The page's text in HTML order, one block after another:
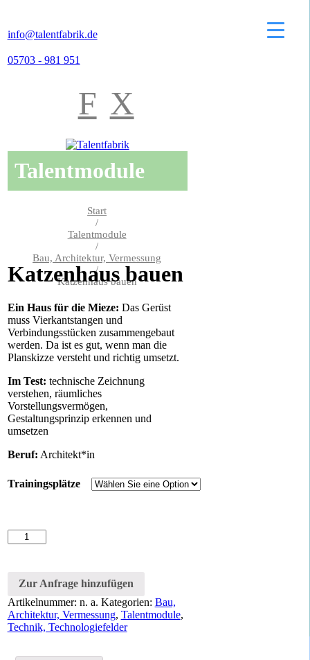
info@talentfabrik.de
05703 - 981 951
F X
Talentmodule
Start
/
Talentmodule
/
Bau, Architektur, Vermessung
/
Katzenhaus bauen
Katzenhaus bauen
Ein Haus für die Mieze: Das Gerüst
muss Vierkantstangen und
Verbindungsstücken zusammengebaut
werden. Da ist es gut, wenn man die
Planskizze versteht und richtig umsetzt.
Im Test: technische Zeichnung
verstehen, räumliches
Vorstellungsvermögen,
Gestaltungsprinzip erkennen und
umsetzen
Beruf: Architekt*in
Trainingsplätze
Katzenhaus
bauen
Zur Anfrage hinzufügen
Artikelnummer: n. a. Kategorien: Bau,
Architektur, Vermessung, Talentmodule,
Technik, Technologiefelder